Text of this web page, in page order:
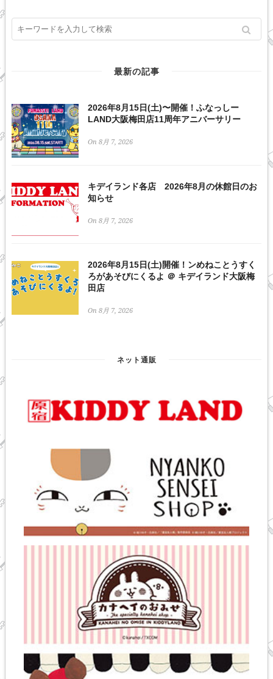
最新の記事
2026年8月15日(土)〜開催！ふなっしー
LAND大阪梅田店11周年アニバーサリー
On 8月 7, 2026
キデイランド各店 2026年8月の休館日のお
知らせ
On 8月 7, 2026
2026年8月15日(土)開催！ンめねことうすく
ろがあそびにくるよ ＠ キデイランド大阪梅
田店
On 8月 7, 2026
ネット通販